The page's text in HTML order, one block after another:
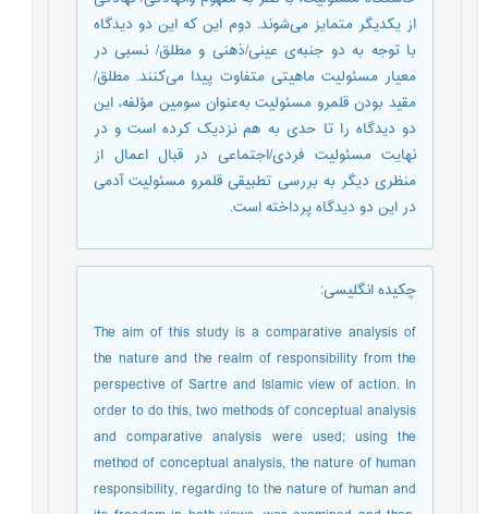
از یکدیگر متمایز می‌شوند. دوم این که این دو دیدگاه
با توجه به دو جنبه‌ی عینی/ذهنی و مطلق/ نسبی در
معیار مسئولیت ماهیتی متفاوت پیدا می‌کنند. مطلق/
مقید بودن قلمرو مسئولیت به‌عنوان سومین مؤلفه، این
دو دیدگاه را تا حدی به هم نزدیک کرده است و در
نهایت مسئولیت فردی/اجتماعی در قبال اعمال از
منظری دیگر به بررسی تطبیقی قلمرو مسئولیت آدمی
در این دو دیدگاه پرداخته است.
چکیده انگلیسی:
The aim of this study is a comparative analysis of
the nature and the realm of responsibility from the
perspective of Sartre and Islamic view of action. In
order to do this, two methods of conceptual analysis
and comparative analysis were used; using the
method of conceptual analysis, the nature of human
responsibility, regarding to the nature of human and